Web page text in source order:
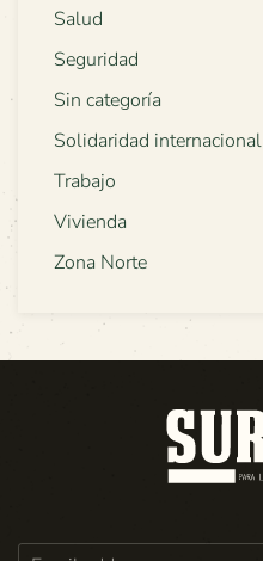
Salud
Seguridad
Sin categoría
Solidaridad internacional
Trabajo
Vivienda
Zona Norte